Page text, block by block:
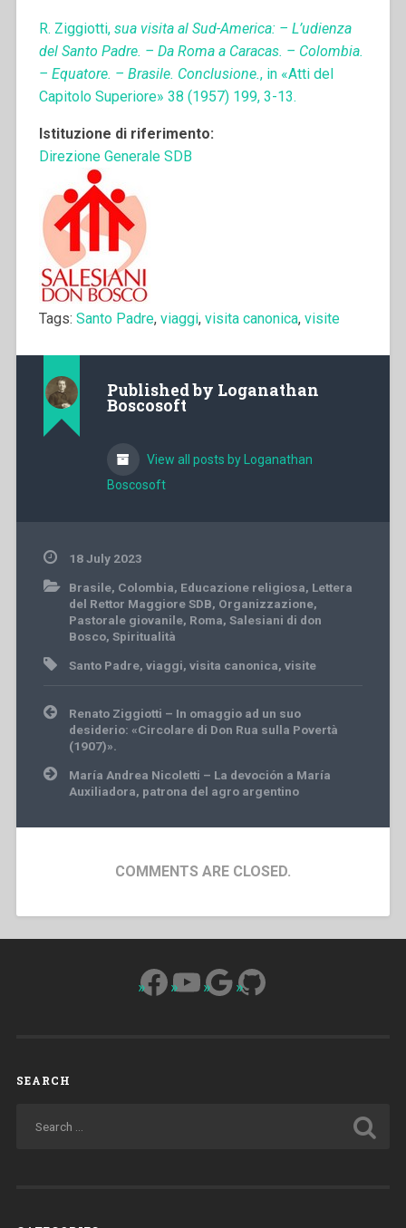
R. Ziggiotti, sua visita al Sud-America: – L’udienza
del Santo Padre. – Da Roma a Caracas. – Colombia.
– Equatore. – Brasile. Conclusione., in «Atti del
Capitolo Superiore» 38 (1957) 199, 3-13.
Istituzione di riferimento:
Direzione Generale SDB
Tags: Santo Padre, viaggi, visita canonica, visite
Published by Loganathan
Boscosoft
View all posts by Loganathan
Boscosoft
18 July 2023
Brasile, Colombia, Educazione religiosa, Lettera
del Rettor Maggiore SDB, Organizzazione,
Pastorale giovanile, Roma, Salesiani di don
Bosco, Spiritualità
Santo Padre, viaggi, visita canonica, visite
Post
navigation
Renato Ziggiotti – In omaggio ad un suo
desiderio: «Circolare di Don Rua sulla Povertà
(1907)».
María Andrea Nicoletti – La devoción a María
Auxiliadora, patrona del agro argentino
COMMENTS ARE CLOSED.
Facebook
YouTube
Google
GitHub
SEARCH